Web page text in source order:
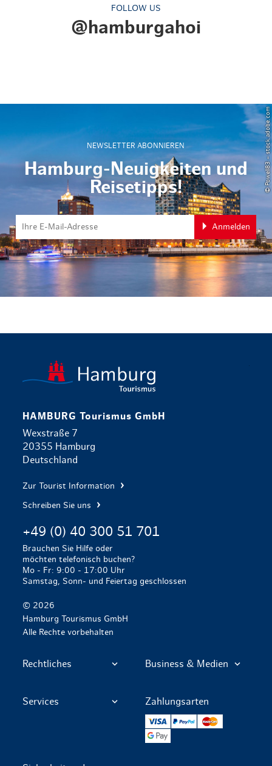
FOLLOW US
@hamburgahoi
NEWSLETTER ABONNIEREN
Hamburg-Neuigkeiten und
Reisetipps!
Anmelden
© Powell83 – stock.adobe.com
HAMBURG Tourismus GmbH
Wexstraße 7
20355 Hamburg
Deutschland
Zur Tourist Information
Schreiben Sie uns
+49 (0) 40 300 51 701
Brauchen Sie Hilfe oder
möchten telefonisch buchen?
Mo - Fr: 9:00 - 17:00 Uhr
Samstag, Sonn- und Feiertag geschlossen
© 2026
Hamburg Tourismus GmbH
Alle Rechte vorbehalten
Rechtliches Business & Medien
Services Zahlungsarten
PayPal